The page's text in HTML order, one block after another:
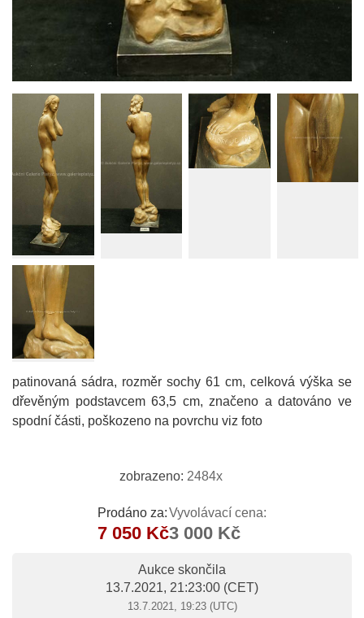
patinovaná sádra, rozměr sochy 61 cm, celková výška se
dřevěným podstavcem 63,5 cm, značeno a datováno ve
spodní části, poškozeno na povrchu viz foto
zobrazeno: 2484x
Prodáno za:
7 050 Kč
Vyvolávací cena:
3 000 Kč
Aukce skončila
13.7.2021, 21:23:00 (CET)
13.7.2021, 19:23 (UTC)